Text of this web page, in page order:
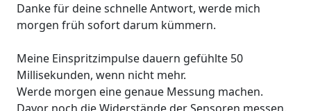
Danke für deine schnelle Antwort, werde mich
morgen früh sofort darum kümmern.
Meine Einspritzimpulse dauern gefühlte 50
Millisekunden, wenn nicht mehr.
Werde morgen eine genaue Messung machen.